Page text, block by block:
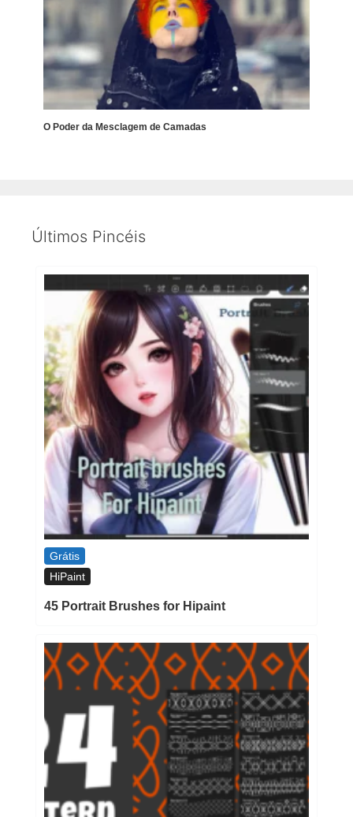
O Poder da Mesclagem de Camadas
Últimos Pincéis
Grátis
HiPaint
45 Portrait Brushes for Hipaint